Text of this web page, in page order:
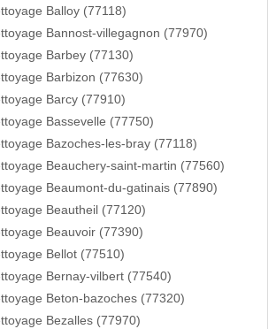
Balloy (77118)
Bannost-villegagnon (77970)
Barbey (77130)
Barbizon (77630)
Barcy (77910)
Bassevelle (77750)
Bazoches-les-bray (77118)
Beauchery-saint-martin (77560)
Beaumont-du-gatinais (77890)
Beautheil (77120)
Beauvoir (77390)
Bellot (77510)
Bernay-vilbert (77540)
Beton-bazoches (77320)
Bezalles (77970)